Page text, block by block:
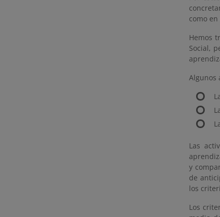
como
Hemos
Social,
Algunos
Las
y
de
los
Los